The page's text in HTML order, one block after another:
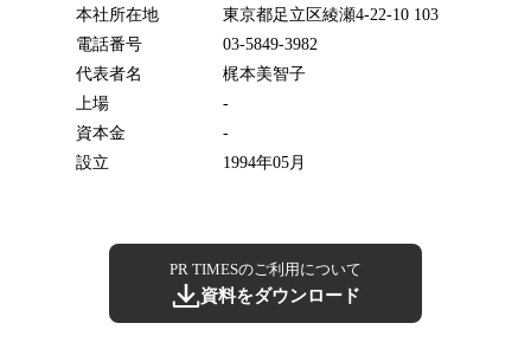
本社所在地
東京都足立区綾瀬4-22-10 103
電話番号
03-5849-3982
代表者名
梶本美智子
上場
-
資本金
-
設立
1994年05月
PR TIMESのご利用について
資料をダウンロード